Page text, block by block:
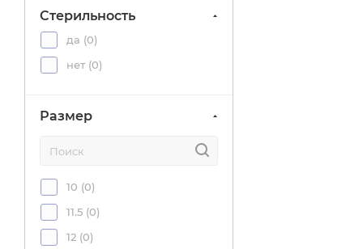
(4)
Lepu medical (
Medsil (
RI.MOS (
RUSCH (
Sammar International (
Стерильность
да (0)
нет (0)
Размер
10 (0)
11.5 (0)
12 (0)